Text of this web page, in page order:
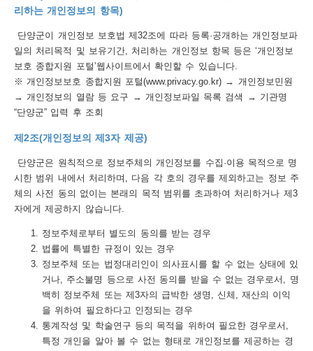
리하는 개인정보의 항목)
단양군이 개인정보 보호법 제32조에 따라 등록·공개하는 개인정보파
일의 처리목적 및 보유기간, 처리하는 개인정보 항목 등은 ‘개인정보
보호 종합지원 포털’웹사이트에서 확인할 수 있습니다.
※ 개인정보보호 종합지원 포털(www.privacy.go.kr) → 개인정보민원
→ 개인정보의 열람 등 요구 → 개인정보파일 목록 검색 → 기관명
“단양군” 입력 후 조회
제2조(개인정보의 제3자 제공)
단양군은 원칙적으로 정보주체의 개인정보를 수집·이용 목적으로 명
시한 범위 내에서 처리하며, 다음 각 호의 경우를 제외하고는 정보 주
체의 사전 동의 없이는 본래의 목적 범위를 초과하여 처리하거나 제3
자에게 제공하지 않습니다.
정보주체로부터 별도의 동의를 받는 경우
법률에 특별한 규정이 있는 경우
정보주체 또는 법정대리인이 의사표시를 할 수 없는 상태에 있
거나, 주소불명 등으로 사전 동의를 받을 수 없는 경우로서, 명
백히 정보주체 또는 제3자의 급박한 생명, 신체, 재산의 이익
을 위하여 필요하다고 인정되는 경우
통계작성 및 학술연구 등의 목적을 위하여 필요한 경우로서,
특정 개인을 알아 볼 수 없는 형태로 개인정보를 제공하는 경
메
뉴
사
트
맵